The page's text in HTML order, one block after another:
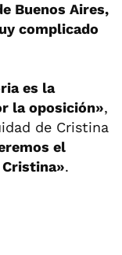
Buenos Aires,
complicado
es la
la oposición»,
de Cristina
el
.